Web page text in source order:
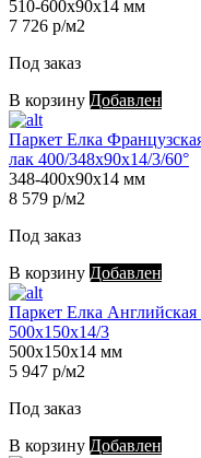
510-600х90х14 мм
7 726 р/м2
Под заказ
В корзину Добавлен
Паркет Елка
лак 400/348х90х14/3/60°
348-400х90х14 мм
8 579 р/м2
Под заказ
В корзину Добавлен
Паркет Елка
500х150х14/3
500х150х14 мм
5 947 р/м2
Под заказ
В корзину Добавлен